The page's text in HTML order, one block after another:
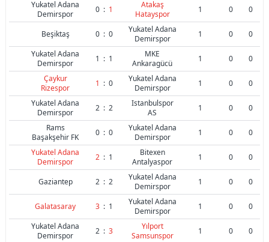
Yukatel Adana
Demirspor
0 : 1
Atakaş
Hatayspor
1 0 0
Beşiktaş 0 : 0
Yukatel Adana
Demirspor
1 0
0
Yukatel Adana
Demirspor
1 : 1
MKE
Ankaragücü
1 0
0
Çaykur
Rizespor
1 : 0
Yukatel Adana
Demirspor
1 0
0
Yukatel Adana
Demirspor
2 : 2
Istanbulspor
AS
1 0
0
Rams
Başakşehir FK
0 : 0
Yukatel Adana
Demirspor
1 0
0
Yukatel Adana
Demirspor
2 : 1
Bitexen
Antalyaspor
1 0 0
Gaziantep 2 : 2
Yukatel Adana
Demirspor
1 0 0
Galatasaray 3 : 1
Yukatel Adana
Demirspor
1 0
0
Yukatel Adana
Demirspor
2 : 3
Yılport
Samsunspor
1 0
0